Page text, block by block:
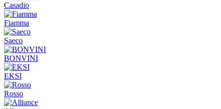
Casadio
Fiamma
Saeco
BONVINI
EKSI
Rosso